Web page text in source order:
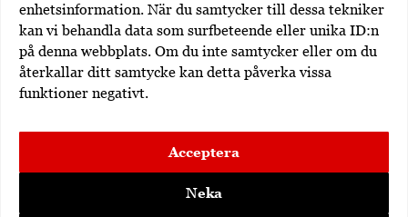
enhetsinformation. När du samtycker till dessa tekniker
kan vi behandla data som surfbeteende eller unika ID:n
på denna webbplats. Om du inte samtycker eller om du
återkallar ditt samtycke kan detta påverka vissa
funktioner negativt.
Acceptera
Neka
Dövas Tidning
Rissneleden 138
174 57 Sundbyberg
Dövas Tidning i sociala medier: